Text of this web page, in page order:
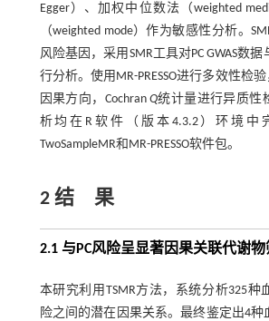
Egger）、加权中位数法（weighted
（weighted mode）作为敏感性分析。
风险基因，采用SMR工具对PC GWAS数
行分析。使用MR-PRESSO进行多效性检
因果方向，Cochran Q统计量进行异质性
析均在R软件（版本4.3.2）环境中
TwoSampleMR和MR-PRESSO软件包。
2 结 果
2.1 与PC风险呈显著因果关联代谢物
本研究利用TSMR方法，系统分析325种
险之间的潜在因果关系。最终鉴定出4种